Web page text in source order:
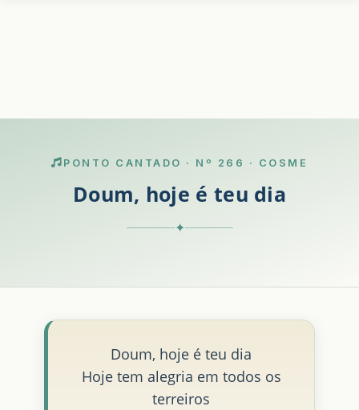
PONTO CANTADO · Nº 266 · COSME
Doum, hoje é teu dia
✦
Doum, hoje é teu dia
Hoje tem alegria em todos os
terreiros